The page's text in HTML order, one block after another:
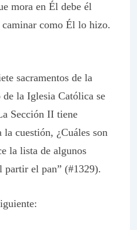
mora en Él debe él
como Él lo hizo.
sacramentos de la
de la Iglesia Católica se
Sección II tiene
la cuestión, ¿Cuáles son
la lista de algunos
partir el pan” (#1329).